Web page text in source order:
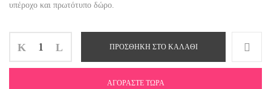
υπέροχο και πρωτότυπο δώρο.
ΠΡΟΣΘΉΚΗ ΣΤΟ ΚΑΛΆΘΙ
ΑΓΟΡΆΣΤΕ ΤΏΡΑ